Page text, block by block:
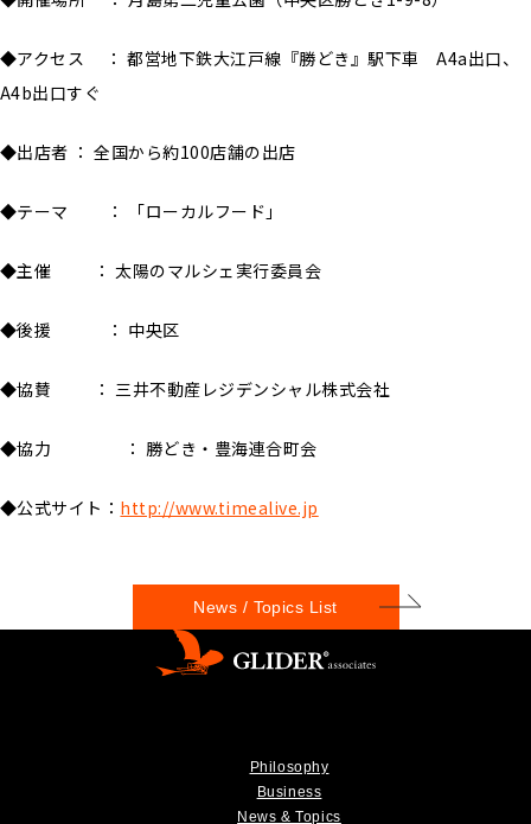
◆アクセス ： 都営地下鉄大江戸線『勝どき』駅下車 A4a出口、
A4b出口すぐ
◆出店者 ： 全国から約100店舗の出店
◆テーマ ： 「ローカルフード」
◆主催 ： 太陽のマルシェ実行委員会
◆後援 ： 中央区
◆協賛 ： 三井不動産レジデンシャル株式会社
◆協力 ： 勝どき・豊海連合町会
◆公式サイト： http://www.timealive.jp
News / Topics List
Philosophy
Business
News & Topics